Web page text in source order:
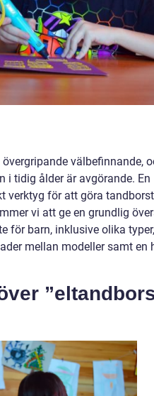
välbefinnande,
i tidig ålder är avgörande. En
verktyg för att göra
vi att ge en grundlig
för barn, inklusive olika typer,
mellan modeller samt en